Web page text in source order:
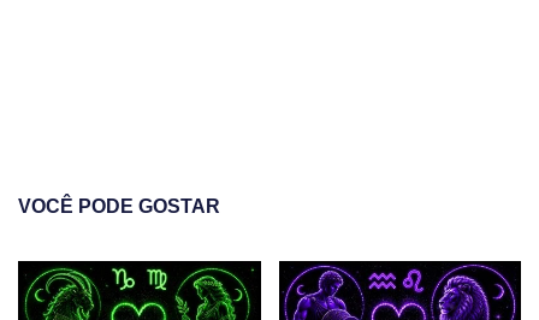
VOCÊ PODE GOSTAR